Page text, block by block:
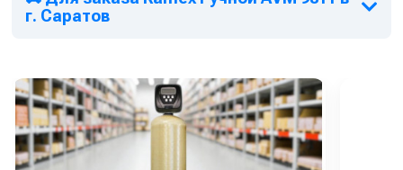
влетать вам в копеечку, то установка барабанов – единственный
правильный выход, устраняющий все эти проблемы.
г. Саратов